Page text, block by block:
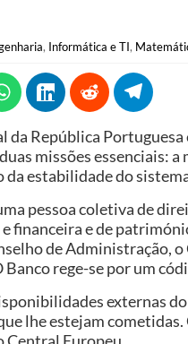
, Informática e TI,
da República Portuguesa
missões essenciais: a
da estabilidade do
pessoa coletiva de
financeira e de
de Administração, o
rege-se por um
externas
lhe estejam